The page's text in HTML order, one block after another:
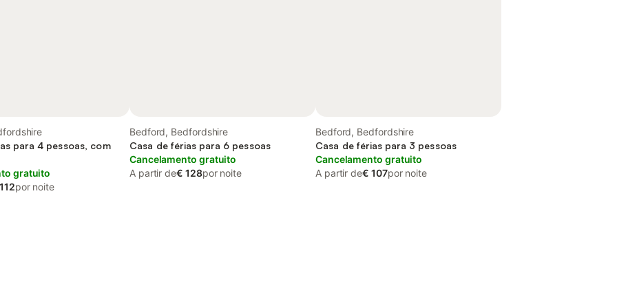
para 4 pessoas, com
gratuito
por noite
Bedford, Bedfordshire
Casa de férias para 6 pessoas
Cancelamento gratuito
A partir de€ 128por noite
Bedford, Bedfordshire
Casa de férias para 3 pessoas
Cancelamento gratuito
A partir de€ 107por noite